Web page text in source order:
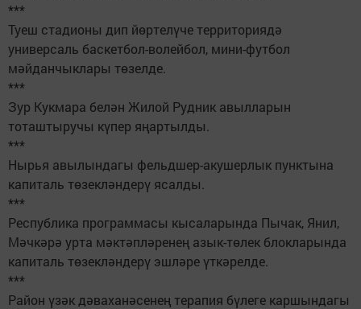
***
Туеш стадионы дип йөртелүче территориядә
универсаль баскетбол-волейбол, мини-футбол
мәйданчыклары төзелде.
***
Зур Кукмара белән Жилой Рудник авылларын
тоташтыручы күпер яңартылды.
***
Нырья авылындагы фельдшер-акушерлык пунктына
капиталь төзекләндерү ясалды.
***
Республика программасы кысаларында Пычак, Янил,
Мәчкәрә урта мәктәпләренең азык-төлек блокларында
капиталь төзекләндерү эшләре үткәрелде.
***
Район үзәк дәваханәсенең терапия бүлеге каршындагы